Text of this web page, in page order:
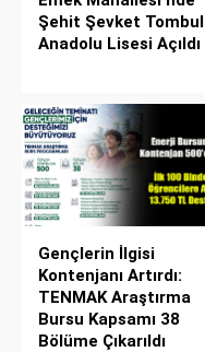
Şehit Şevket Tombul
Anadolu Lisesi Açıldı
Gençlerin İlgisi
Kontenjanı Artırdı:
TENMAK Araştırma
Bursu Kapsamı 38
Bölüme Çıkarıldı